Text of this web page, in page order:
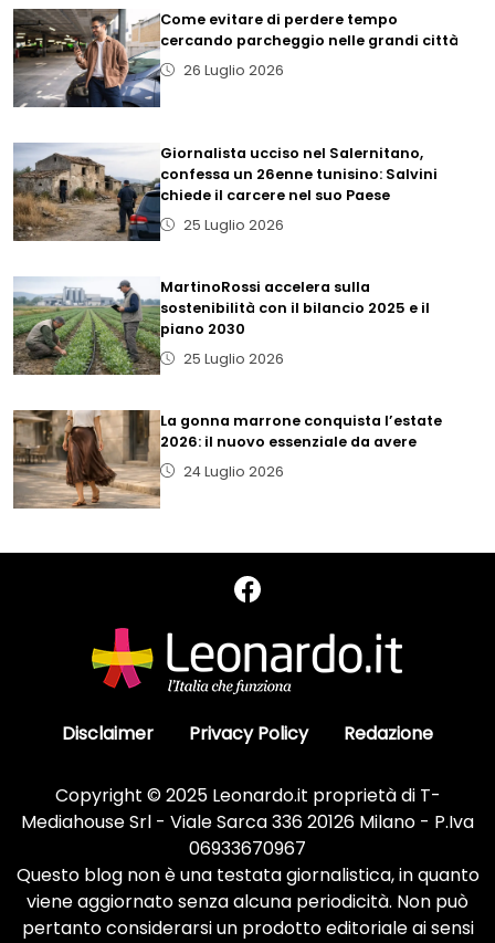
Come evitare di perdere tempo
cercando parcheggio nelle grandi città
26 Luglio 2026
Giornalista ucciso nel Salernitano,
confessa un 26enne tunisino: Salvini
chiede il carcere nel suo Paese
25 Luglio 2026
MartinoRossi accelera sulla
sostenibilità con il bilancio 2025 e il
piano 2030
25 Luglio 2026
La gonna marrone conquista l’estate
2026: il nuovo essenziale da avere
24 Luglio 2026
Disclaimer Privacy Policy Redazione
Copyright © 2025 Leonardo.it proprietà di T-
Mediahouse Srl - Viale Sarca 336 20126 Milano - P.Iva
06933670967
Questo blog non è una testata giornalistica, in quanto
viene aggiornato senza alcuna periodicità. Non può
pertanto considerarsi un prodotto editoriale ai sensi